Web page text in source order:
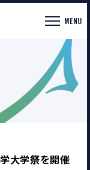
MENU
大学祭を開催